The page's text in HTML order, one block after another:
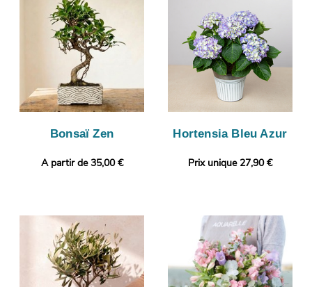
Bonsaï Zen
A partir de 35,00 €
Hortensia Bleu Azur
Prix unique 27,90 €